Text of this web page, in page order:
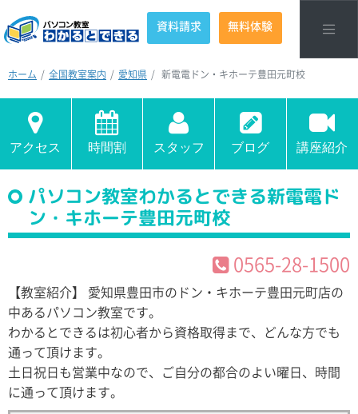
資料請求 無料体験
ホーム 全国教室案内 愛知県 新電電ドン・キホーテ豊田元町校
アクセス 時間割 スタッフ ブログ 講座紹介
パソコン教室わかるとできる新電電ド
ン・キホーテ豊田元町校
0565-28-1500
【教室紹介】 愛知県豊田市のドン・キホーテ豊田元町店の
中あるパソコン教室です。
わかるとできるは初心者から資格取得まで、どんな方でも
通って頂けます。
土日祝日も営業中なので、ご自分の都合のよい曜日、時間
に通って頂けます。